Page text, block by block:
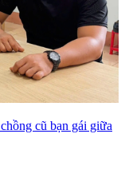
cũ bạn gái giữa